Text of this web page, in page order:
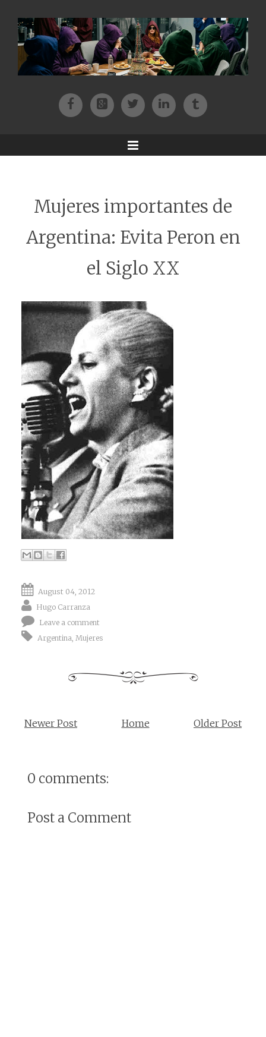
FacebookPatreonTwitterInstagram
Tik-tok
Menu
Mujeres importantes de
Argentina: Evita Peron en
el Siglo XX
August 04, 2012
Hugo Carranza
Leave a comment
Argentina, Mujeres
Newer Post Older Post
Home
0 comments:
Post a Comment